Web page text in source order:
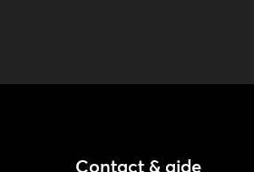
Contact & aide